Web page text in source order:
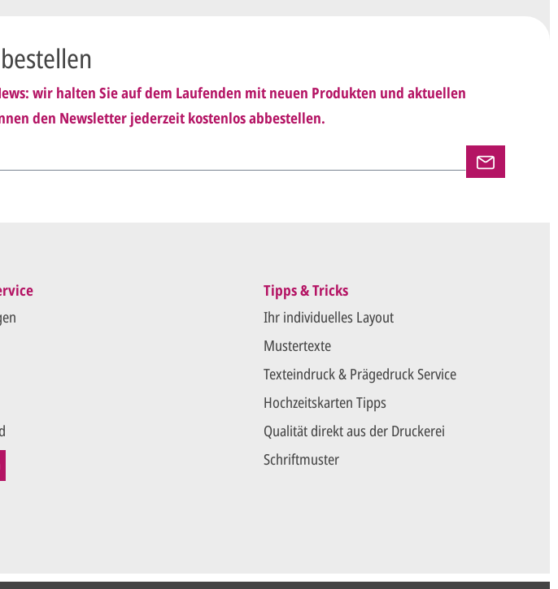
Sie erteilen uns per E-Mail dieDruckfreigabe.
Wir drucken und versenden Ihre Karten.
Tipps & Tricks
Ihr individuelles Layout
Mustertexte
Texteindruck & Prägedruck Service
Hochzeitskarten Tipps
Qualität direkt aus der Druckerei
Schriftmuster
wir halten Sie auf dem Laufenden mit neuen Produkten und aktuellen
den Newsletter jederzeit kostenlos abbestellen.